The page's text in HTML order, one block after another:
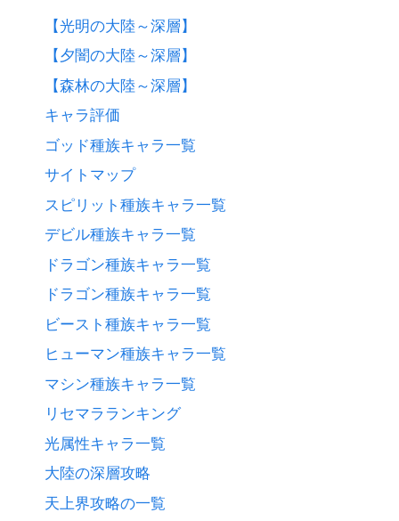
【光明の大陸～深層】
【夕闇の大陸～深層】
【森林の大陸～深層】
キャラ評価
ゴッド種族キャラ一覧
サイトマップ
スピリット種族キャラ一覧
デビル種族キャラ一覧
ドラゴン種族キャラ一覧
ドラゴン種族キャラ一覧
ビースト種族キャラ一覧
ヒューマン種族キャラ一覧
マシン種族キャラ一覧
リセマラランキング
光属性キャラ一覧
大陸の深層攻略
天上界攻略の一覧